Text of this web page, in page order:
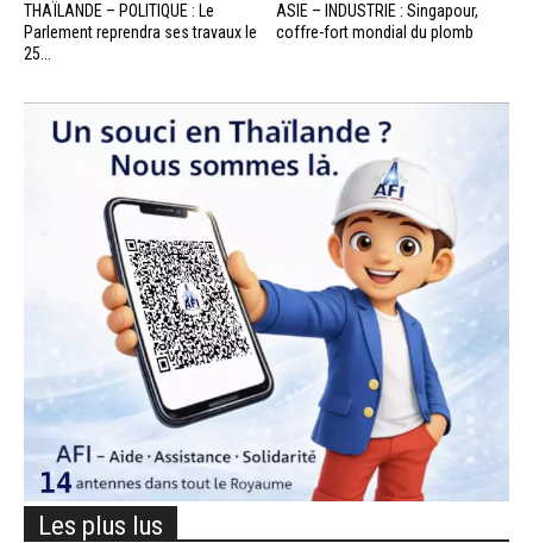
THAÏLANDE – POLITIQUE : Le
Parlement reprendra ses travaux le
25...
ASIE – INDUSTRIE : Singapour,
coffre-fort mondial du plomb
Les plus lus